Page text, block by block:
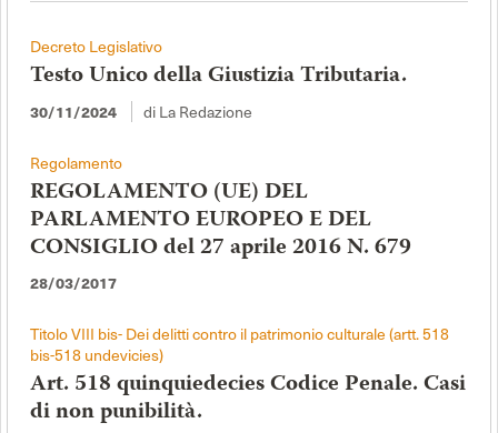
Decreto Legislativo
Testo Unico della Giustizia Tributaria.
30/11/2024 di La Redazione
Regolamento
REGOLAMENTO (UE) DEL
PARLAMENTO EUROPEO E DEL
CONSIGLIO del 27 aprile 2016 N. 679
28/03/2017
Titolo VIII bis- Dei delitti contro il patrimonio culturale (artt. 518
bis-518 undevicies)
Art. 518 quinquiedecies Codice Penale. Casi
di non punibilità.